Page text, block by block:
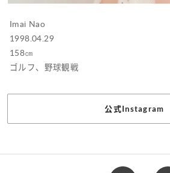
Imai Nao
1998.04.29
158㎝
ゴルフ、野球観戦
公式Instagram